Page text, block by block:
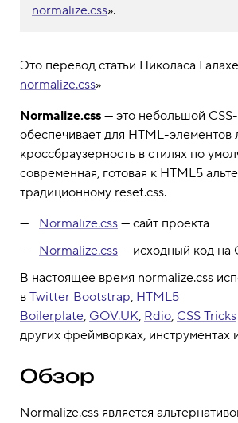
normalize.css».
Это перевод статьи Николаса
normalize.css»
Normalize.css — это небольшой
обеспечивает для HTML-
кроссбраузерность в стилях по
современная, готовая к HTML5
традиционному reset.css.
Normalize.css — сайт проекта
Normalize.css — исходный код на
В настоящее время normalize.css
в Twitter Bootstrap, HTML5
Boilerplate, GOV.UK, Rdio, CSS Tricks
других фреймворках, инструментах
Обзор
Normalize.css является